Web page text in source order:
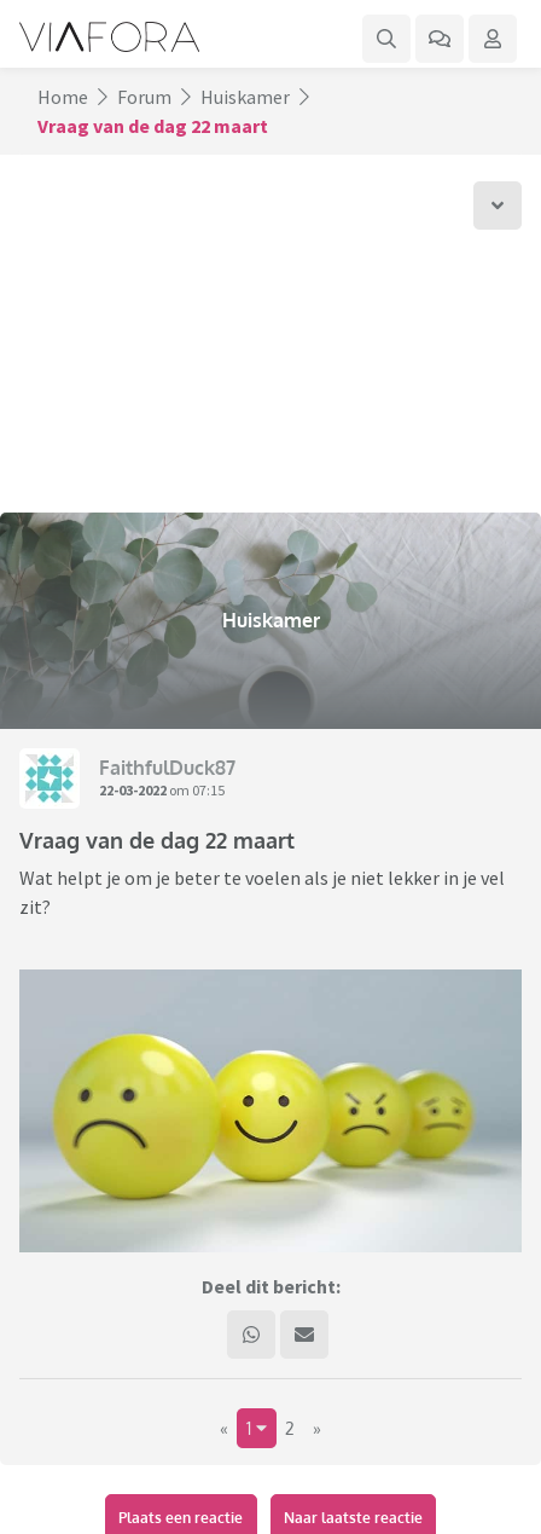
Home Forum
Huiskamer
Vraag van de dag 22 maart
Huiskamer
FaithfulDuck87
22-03-2022 om 07:15
Vraag van de dag 22 maart
Wat helpt je om je beter te voelen als je niet lekker in je vel
zit?
Deel dit bericht:
« 1 2 »
Plaats een reactie Naar laatste reactie